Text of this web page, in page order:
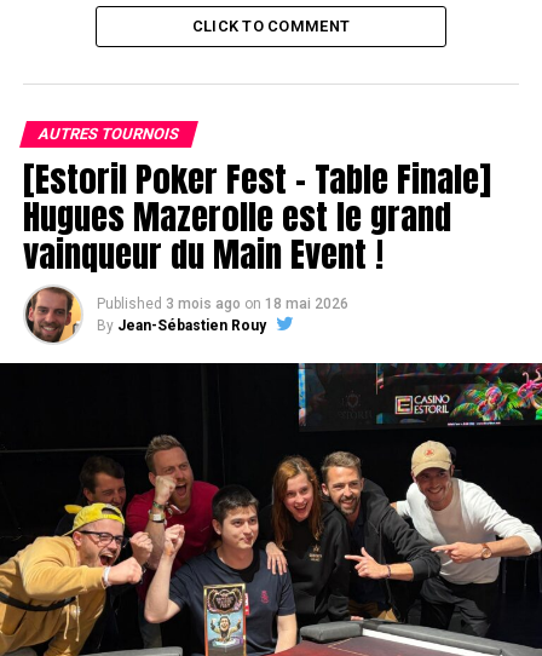
Retardataires
CLICK TO COMMENT
AUTRES TOURNOIS
[Estoril Poker Fest – Table Finale]
Hugues Mazerolle est le grand
vainqueur du Main Event !
Published 3 mois ago on 18 mai 2026
By Jean-Sébastien Rouy